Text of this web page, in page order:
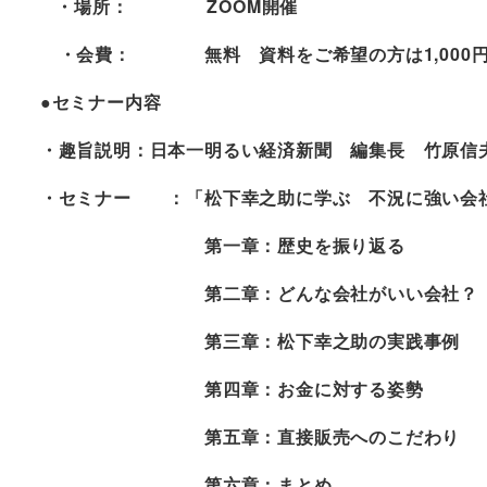
・場所： ZOOM開催
・会費： 無料 資料をご希望の方は1,000円
●セミナー内容
・趣旨説明：日本一明るい経済新聞 編集長 竹原信
・セミナー ：「松下幸之助に学ぶ 不況に強い会
第一章：歴史を振り返る
第二章：どんな会社がいい会社？
第三章：松下幸之助の実践事例
第四章：お金に対する姿勢
第五章：直接販売へのこだわり